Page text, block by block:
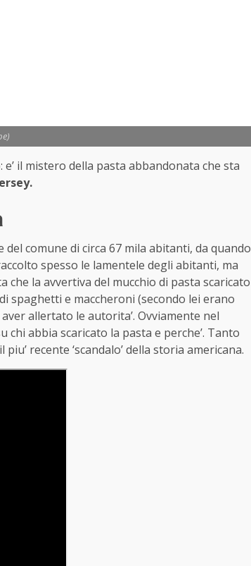
il mistero della pasta abbandonata che sta
del comune di circa 67 mila abitanti, da quando
spesso le lamentele degli abitanti, ma
che la avvertiva del mucchio di pasta scaricato
spaghetti e maccheroni (secondo lei erano
allertato le autorita’. Ovviamente nel
abbia scaricato la pasta e perche’. Tanto
recente ‘scandalo’ della storia americana.